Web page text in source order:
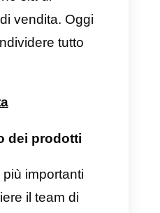
team di vendite
che comportano
il cliente,
stabilire